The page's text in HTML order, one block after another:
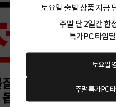
토요일 출발 상품 지금
주말 단 2일간 한
특가PC 타임
토요일
주말 특가PC